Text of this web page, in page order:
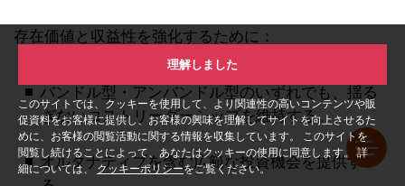
このサイトでは、クッキーを使用して、より関連性の高いコンテンツや販
促資料をお客様に提供し、お客様の興味を理解してサイトを向上させるた
めに、お客様の閲覧活動に関する情報を収集しています。 このサイトを
閲覧し続けることによって、あなたはクッキーの使用に同意します。 詳
細については、 クッキーポリシーをご覧ください。
理解しました
存在価値と収益性を強化するために：
バンドル型・アンバンドル型のいずれでも、揺る
ぎないコストリーダーシップを維持する。
オルタナティブを含む広範な投資機会を提供す